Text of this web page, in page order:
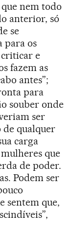
nem todo
anterior, só
se
para os
criticar e
fazem as
antes”;
para
souber onde
ser
de qualquer
carga
que
de poder.
Podem ser
sentem que,